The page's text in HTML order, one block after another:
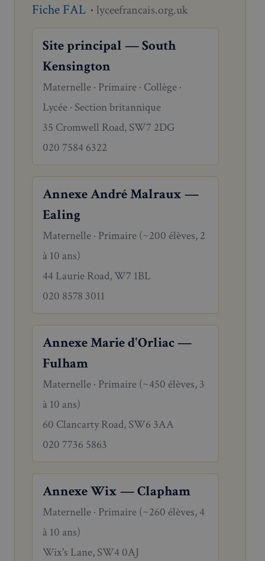
Fiche FAL · lyceefrancais.org.uk
Site principal — South
Kensington
Maternelle · Primaire · Collège ·
Lycée · Section britannique
35 Cromwell Road, SW7 2DG
020 7584 6322
Annexe André Malraux —
Ealing
Maternelle · Primaire (~200 élèves, 2
à 10 ans)
44 Laurie Road, W7 1BL
020 8578 3011
Annexe Marie d'Orliac —
Fulham
Maternelle · Primaire (~450 élèves, 3
à 10 ans)
60 Clancarty Road, SW6 3AA
020 7736 5863
Annexe Wix — Clapham
Maternelle · Primaire (~260 élèves, 4
à 10 ans)
Wix's Lane, SW4 0AJ